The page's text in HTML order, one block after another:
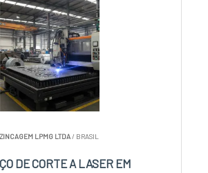
ZINCAGEM LPMG LTDA/ BRASIL
DE CORTE A LASER EM